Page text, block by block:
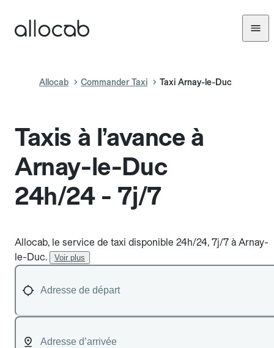
Allocab Commander Taxi Taxi Arnay-le-Duc
Taxis à l’avance à
Arnay-le-Duc
24h/24 - 7j/7
Allocab, le service de taxi disponible 24h/24, 7j/7 à Arnay-
le-Duc.
Voir plus